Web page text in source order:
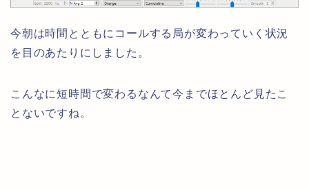
今朝は時間とともにコールする局が変わっていく状況
を目のあたりにしました。
こんなに短時間で変わるなんて今までほとんど見たこ
とないですね。